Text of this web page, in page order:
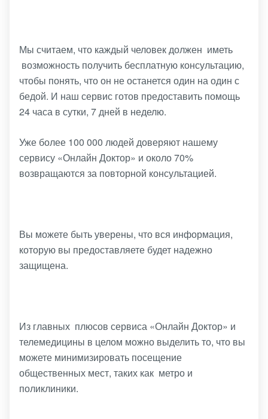
Мы считаем, что каждый человек должен иметь
возможность получить бесплатную консультацию,
чтобы понять, что он не останется один на один с
бедой. И наш сервис готов предоставить помощь
24 часа в сутки, 7 дней в неделю.
Уже более 100 000 людей доверяют нашему
сервису «Онлайн Доктор» и около 70%
возвращаются за повторной консультацией.
Вы можете быть уверены, что вся информация,
которую вы предоставляете будет надежно
защищена.
Из главных плюсов сервиса «Онлайн Доктор» и
телемедицины в целом можно выделить то, что вы
можете минимизировать посещение
общественных мест, таких как метро и
поликлиники.